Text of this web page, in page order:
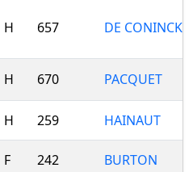
H 657 DE CONINCK
H 670 PACQUET
H 259 HAINAUT
F 242 BURTON